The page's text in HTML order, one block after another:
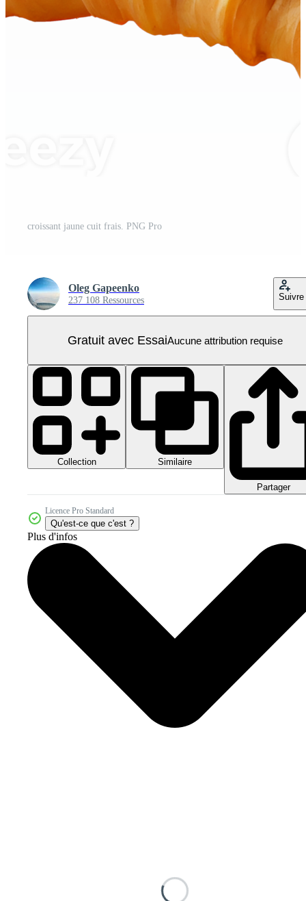
croissant jaune cuit frais. PNG Pro
Oleg Gapeenko
237 108 Ressources Suivre
Gratuit avec EssaiAucune attribution requise
Collection Similaire
Partager
Licence Pro Standard
Qu'est-ce que c'est ?
Plus d'infos